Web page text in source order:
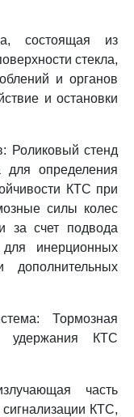
состоящая из
стекла,
и органов
и остановки
Роликовый стенд
для определения
КТС при
силы колес
за счет подвода
инерционных
Тормозная
удержания КТС
часть
КТС,